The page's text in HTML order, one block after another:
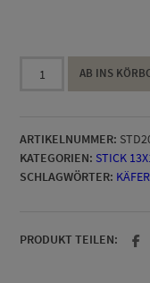
AB INS
ARTIKELNUMMER:
KATEGORIEN: STICK
SCHLAGWÖRTER: KÄFER
PRODUKT TEILEN: